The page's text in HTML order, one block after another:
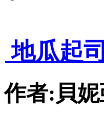
地瓜起
作者:貝妮